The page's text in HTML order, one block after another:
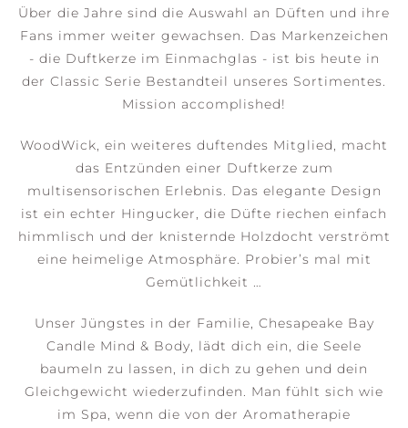
Über die Jahre sind die Auswahl an Düften und ihre
Fans immer weiter gewachsen. Das Markenzeichen
- die Duftkerze im Einmachglas - ist bis heute in
der Classic Serie Bestandteil unseres Sortimentes.
Mission accomplished!
WoodWick, ein weiteres duftendes Mitglied, macht
das Entzünden einer Duftkerze zum
multisensorischen Erlebnis. Das elegante Design
ist ein echter Hingucker, die Düfte riechen einfach
himmlisch und der knisternde Holzdocht verströmt
eine heimelige Atmosphäre. Probier’s mal mit
Gemütlichkeit …
Unser Jüngstes in der Familie, Chesapeake Bay
Candle Mind & Body, lädt dich ein, die Seele
baumeln zu lassen, in dich zu gehen und dein
Gleichgewicht wiederzufinden. Man fühlt sich wie
im Spa, wenn die von der Aromatherapie